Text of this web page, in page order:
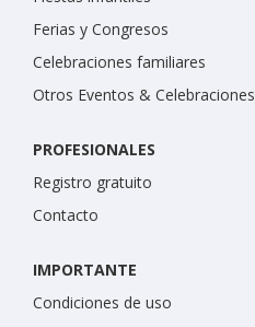
Ferias y Congresos
Celebraciones familiares
Otros Eventos & Celebraciones
PROFESIONALES
Registro gratuito
Contacto
IMPORTANTE
Condiciones de uso